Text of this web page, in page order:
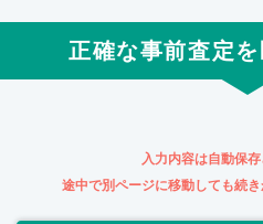
正確な事前査定
入力内容は自動保存
途中で別ページに移動しても続